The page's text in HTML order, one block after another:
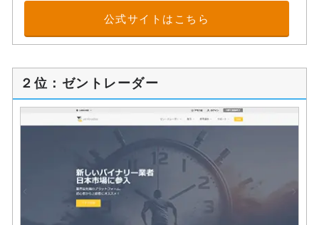
公式サイトはこちら
２位：ゼントレーダー